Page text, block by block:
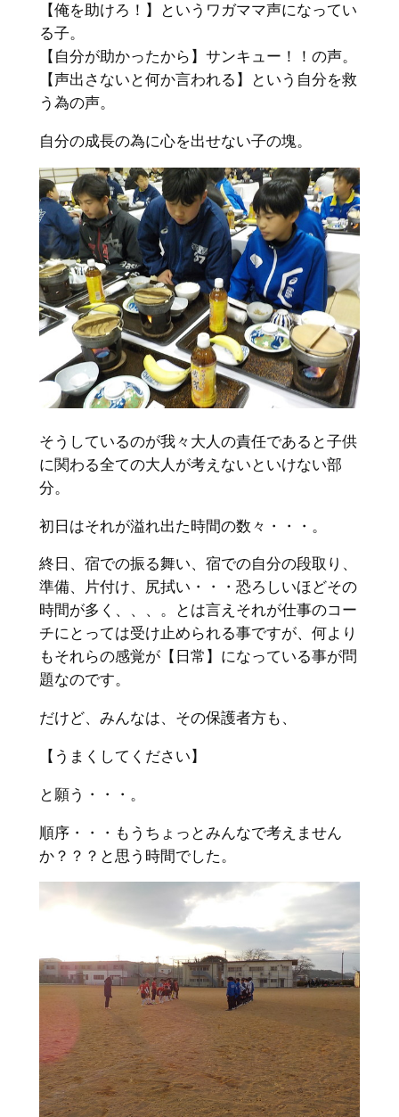
【俺を助けろ！】というワガママ声になってい
る子。
【自分が助かったから】サンキュー！！の声。
【声出さないと何か言われる】という自分を救
う為の声。
自分の成長の為に心を出せない子の塊。
そうしているのが我々大人の責任であると子供
に関わる全ての大人が考えないといけない部
分。
初日はそれが溢れ出た時間の数々・・・。
終日、宿での振る舞い、宿での自分の段取り、
準備、片付け、尻拭い・・・恐ろしいほどその
時間が多く、、、。とは言えそれが仕事のコー
チにとっては受け止められる事ですが、何より
もそれらの感覚が【日常】になっている事が問
題なのです。
だけど、みんなは、その保護者方も、
【うまくしてください】
と願う・・・。
順序・・・もうちょっとみんなで考えません
か？？？と思う時間でした。